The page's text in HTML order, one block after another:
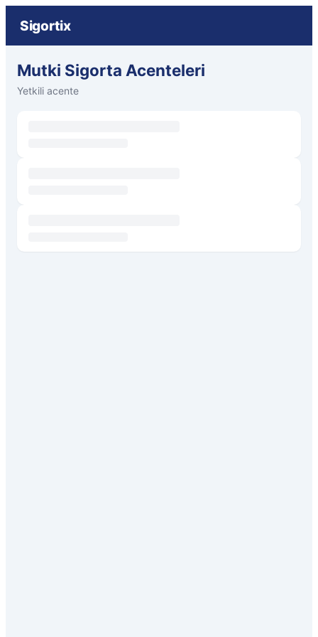
Sigortix
Mutki Sigorta Acenteleri
Yetkili acente